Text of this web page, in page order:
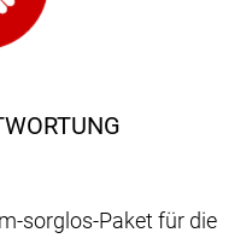
sorglos-Paket für die